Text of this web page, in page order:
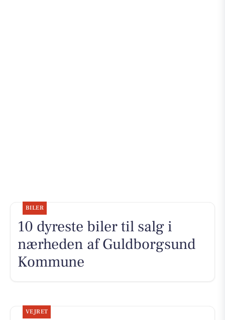
BILER
10 dyreste biler til salg i
nærheden af Guldborgsund
Kommune
VEJRET